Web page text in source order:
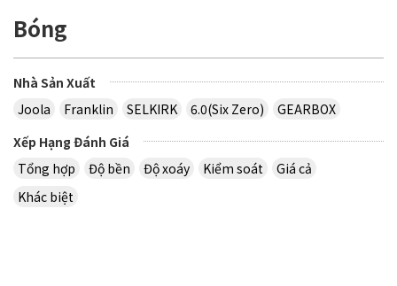
Bóng
Nhà Sản Xuất
Joola
Franklin SELKIRK 6.0(Six Zero)
GEARBOX
Xếp Hạng Đánh Giá
Tổng hợp
Độ bền Độ xoáy Kiểm soát
Giá cả
Khác biệt